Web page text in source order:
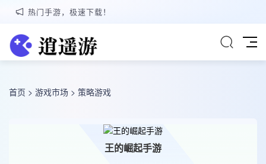
热门手游，极速下载！
首页 > 游戏市场 > 策略游戏
王的崛起手游